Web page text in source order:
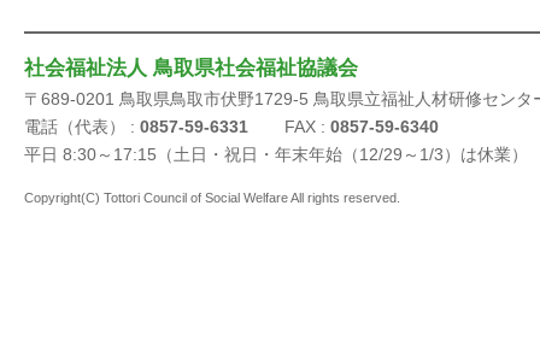
社会福祉法人 鳥取県社会福祉協議会
〒689-0201 鳥取県鳥取市伏野1729-5 鳥取県立福祉人材研修センタ
電話（代表） : 0857-59-6331 FAX : 0857-59-6340
平日 8:30～17:15（土日・祝日・年末年始（12/29～1/3）は休業）
Copyright(C) Tottori Council of Social Welfare All rights reserved.